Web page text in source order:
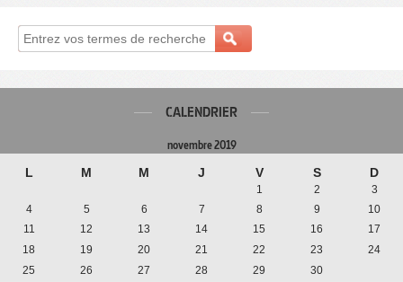
CALENDRIER
novembre 2019
L M M J V S D
1 2
3
4
5 6 7 8 9
10
11
12 13 14 15 16
17
18
19 20 21 22 23
24
25
26 27 28 29 30